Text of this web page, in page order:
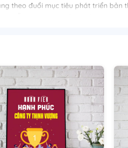
theo đuổi mục tiêu phát triển bản
mỗi ngày trong công việc.
nhấn cho không gian làm việc
hãy liên hệTranhTamDat.com